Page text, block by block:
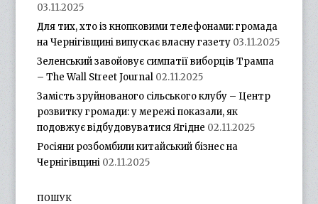
03.11.2025
Для тих, хто із кнопковими телефонами: громада
на Чернігівщині випускає власну газету 03.11.2025
Зеленський завойовує симпатії виборців Трампа
– The Wall Street Journal 02.11.2025
Замість зруйнованого сільського клубу – Центр
розвитку громади: у мережі показали, як
подовжує відбудовуватися Ягідне 02.11.2025
Росіяни розбомбили китайський бізнес на
Чернігівщині 02.11.2025
ПОШУК